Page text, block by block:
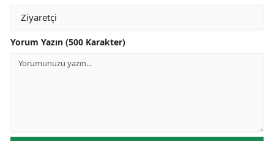
Yorum Yazın (500 Karakter)